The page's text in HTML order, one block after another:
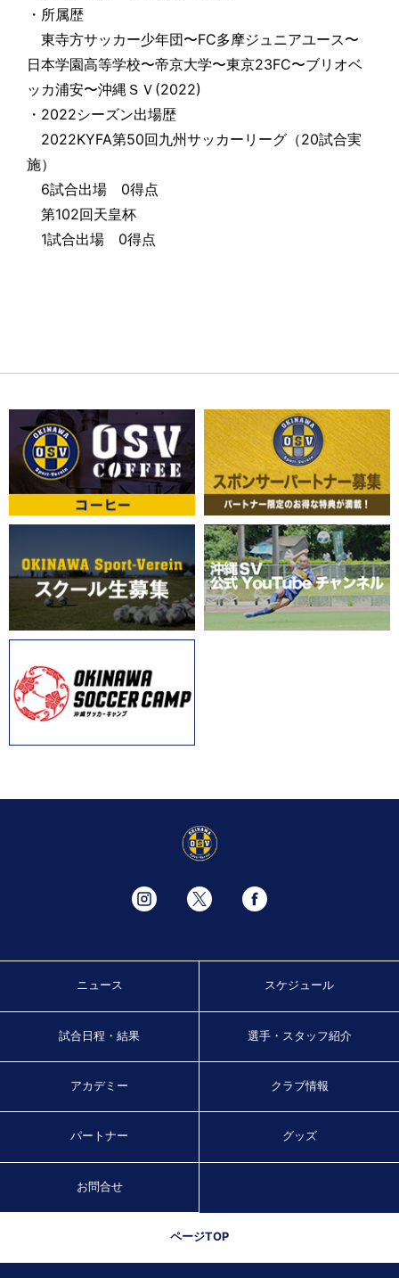
・所属歴
東寺方サッカー少年団〜FC多摩ジュニアユース〜
日本学園高等学校〜帝京大学〜東京23FC〜ブリオベ
ッカ浦安〜沖縄ＳＶ(2022)
・2022シーズン出場歴
2022KYFA第50回九州サッカーリーグ（20試合実
施）
6試合出場 0得点
第102回天皇杯
1試合出場 0得点
ニュース スケジュール
試合日程・結果 選手・スタッフ紹介
アカデミー クラブ情報
パートナー グッズ
お問合せ
ページTOP